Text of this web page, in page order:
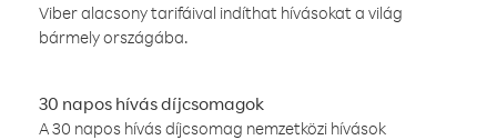
Viber alacsony tarifáival indíthat hívásokat a világ
bármely országába.
30 napos hívás díjcsomagok
A 30 napos hívás díjcsomag nemzetközi hívások